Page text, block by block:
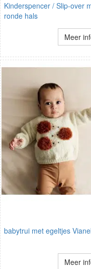
Kinderspencer / Slip-over
ronde hals
Meer
babytrui met egeltjes Vianel
Meer